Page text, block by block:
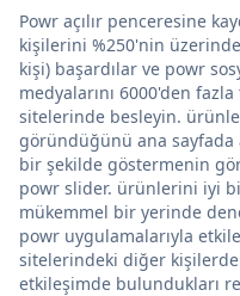
Powr açılır penceresine
kişilerini %250'nin
kişi) başardılar ve powr
medyalarını 6000'den
sitelerinde besleyin.
göründüğünü ana sayfada
bir şekilde göstermenin
powr slider. ürünlerini iyi
mükemmel bir yerinde
powr uygulamalarıyla
sitelerindeki diğer
etkileşimde bulundukları